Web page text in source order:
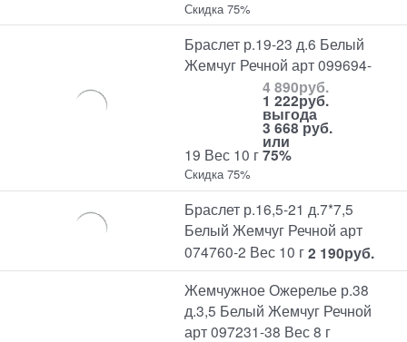
Скидка 75%
Браслет р.19-23 д.6 Белый
Жемчуг Речной арт 099694-
19 Вес 10 г
4 890руб.
1 222руб.
выгода
3 668 руб.
или
75%
Скидка 75%
Браслет р.16,5-21 д.7*7,5
Белый Жемчуг Речной арт
074760-2 Вес 10 г2 190руб.
Жемчужное Ожерелье р.38
д.3,5 Белый Жемчуг Речной
арт 097231-38 Вес 8 г